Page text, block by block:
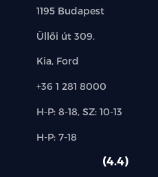
Település:
1195 Budapest
Cím:
Üllői út 309.
Márkák:
Kia, Ford
Telefon:
+36 1 281 8000
Új-
használt
H-P: 8-18, SZ: 10-13
Alkatrész,
H-P: 7-18
4.4